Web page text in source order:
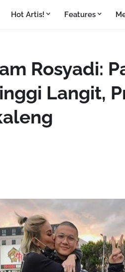
Hot Artis! Features
Rosyadi:
Langit,